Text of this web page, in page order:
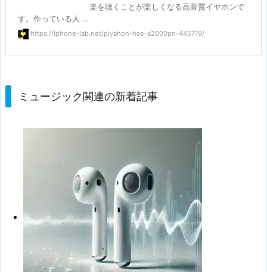
楽を聴くことが楽しくなる高音質イヤホンで
す。作っている人 ...
https://iphone-lab.net/piyahon-hse-a2000pn-445719/
ミュージック関連の新着記事